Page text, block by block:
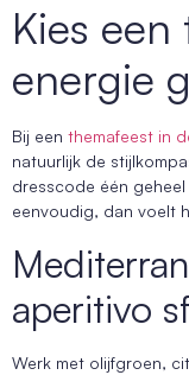
Kies
energie
Bij een themafeest in
natuurlijk de
dresscode één
eenvoudig, dan voelt
aperitivo
Werk met olijfgroen,